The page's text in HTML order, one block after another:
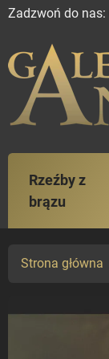
Zadzwoń do nas:
Rzeźby z
brązu
Strona główna